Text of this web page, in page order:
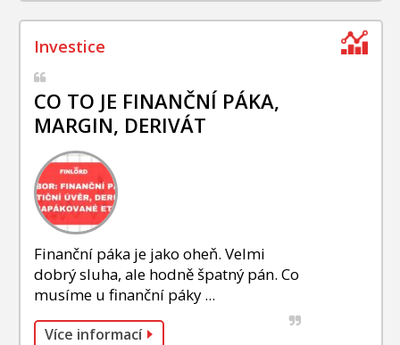
CO TO JE FINANČNÍ PÁKA,
MARGIN, DERIVÁT
Finanční páka je jako oheň. Velmi
dobrý sluha, ale hodně špatný pán. Co
musíme u finanční páky ...
Více informací